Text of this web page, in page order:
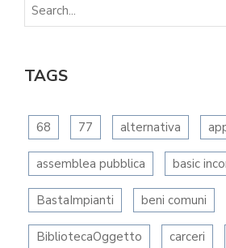
TAGS
68 77 alternativa
assemblea pubblica basic
BastaImpianti beni comuni
BibliotecaOggetto carceri